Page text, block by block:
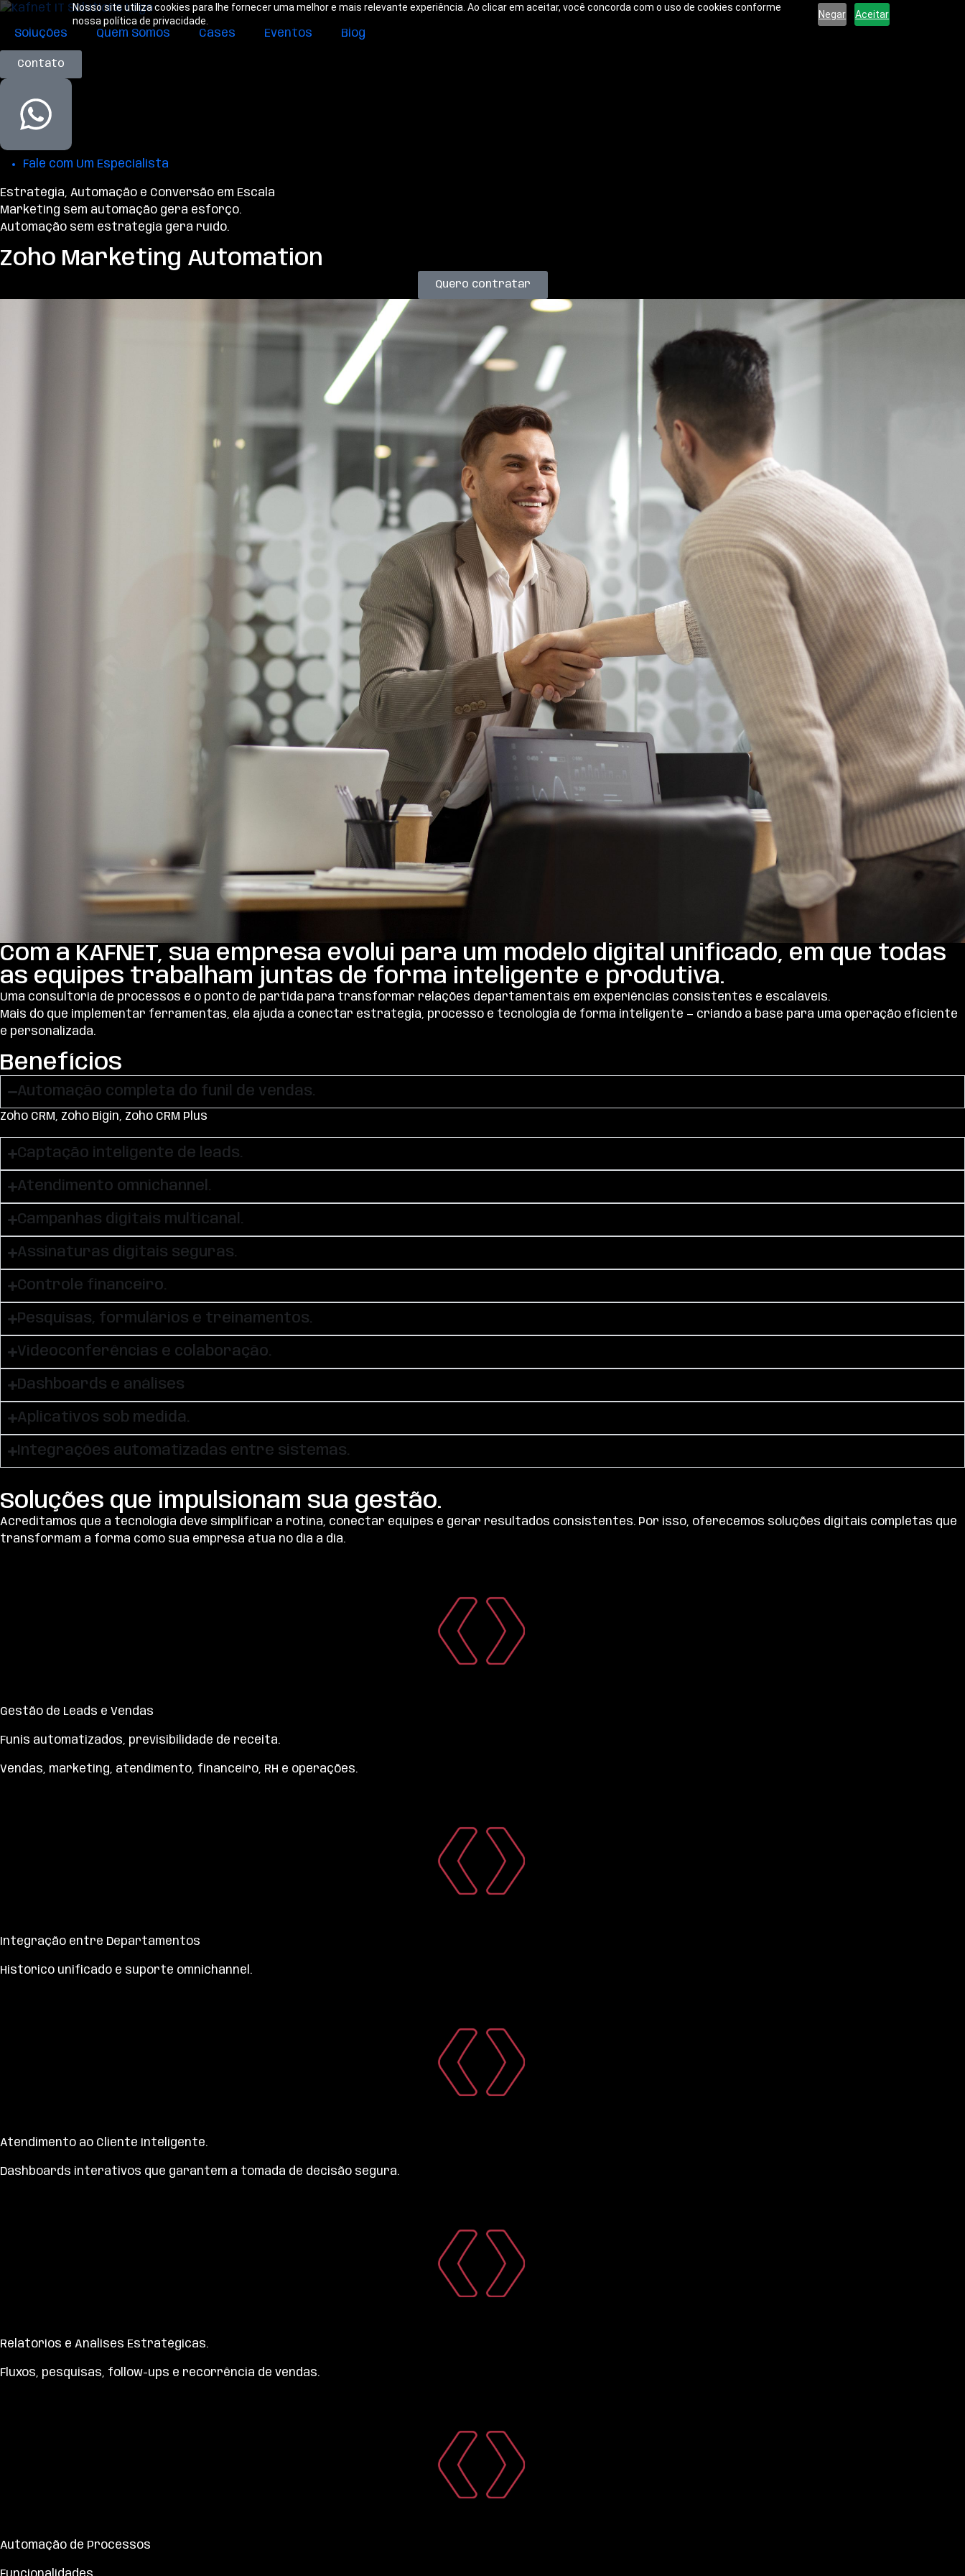
Nosso site utiliza cookies para lhe fornecer uma melhor e mais relevante experiência. Ao clicar em aceitar, você concorda com o uso de cookies conforme
nossa política de privacidade.
Negar Aceitar
Soluções Quem Somos Cases Eventos Blog
Contato
Fale com Um Especialista
Estratégia, Automação e Conversão em Escala
Marketing sem automação gera esforço.
Automação sem estratégia gera ruído.
Zoho Marketing Automation
Quero contratar
Com a KAFNET, sua empresa evolui para um modelo digital unificado, em que todas
as equipes trabalham juntas de forma inteligente e produtiva.
Uma consultoria de processos é o ponto de partida para transformar relações departamentais em experiências consistentes e escaláveis.
Mais do que implementar ferramentas, ela ajuda a conectar estratégia, processo e tecnologia de forma inteligente — criando a base para uma operação eficiente
e personalizada.
Benefícios
Automação completa do funil de vendas.
Zoho CRM, Zoho Bigin, Zoho CRM Plus
Captação inteligente de leads.
Atendimento omnichannel.
Campanhas digitais multicanal.
Assinaturas digitais seguras.
Controle financeiro.
Pesquisas, formulários e treinamentos.
Videoconferências e colaboração.
Dashboards e análises
Aplicativos sob medida.
Integrações automatizadas entre sistemas.
Soluções que impulsionam sua gestão.
Acreditamos que a tecnologia deve simplificar a rotina, conectar equipes e gerar resultados consistentes. Por isso, oferecemos soluções digitais completas que
transformam a forma como sua empresa atua no dia a dia.
Gestão de Leads e Vendas
Funis automatizados, previsibilidade de receita.
Vendas, marketing, atendimento, financeiro, RH e operações.
Integração entre Departamentos
Histórico unificado e suporte omnichannel.
Atendimento ao Cliente Inteligente.
Dashboards interativos que garantem a tomada de decisão segura.
Relatórios e Análises Estratégicas.
Fluxos, pesquisas, follow-ups e recorrência de vendas.
Automação de Processos